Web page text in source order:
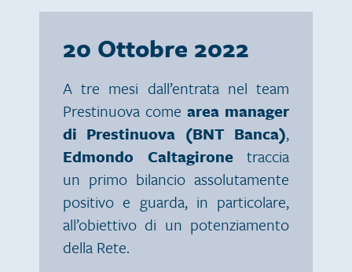
20 Ottobre 2022
A tre mesi dall’entrata nel team
Prestinuova come area manager
di Prestinuova (BNT Banca),
Edmondo Caltagironetraccia
un primo bilancio assolutamente
positivo e guarda, in particolare,
all’obiettivo di un potenziamento
della Rete.